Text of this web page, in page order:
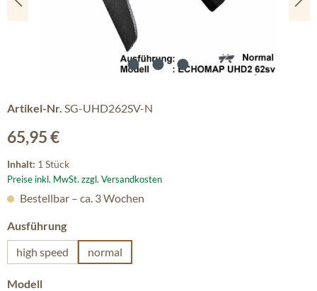
Artikel-Nr. SG-UHD262SV-N
Regulärer Preis:
65,95 €
Inhalt: 1 Stück
Preise inkl. MwSt. zzgl. Versandkosten
Bestellbar – ca. 3 Wochen
Ausführungauswählen
high speed
normal
Modellauswählen